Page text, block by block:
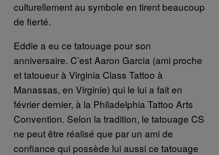
culturellement au symbole en tirent beaucoup
de fierté.
Eddie a eu ce tatouage pour son
anniversaire. C’est Aaron Garcia (ami proche
et tatoueur à Virginia Class Tattoo à
Manassas, en Virginie) qui le lui a fait en
février dernier, à la Philadelphia Tattoo Arts
Convention. Selon la tradition, le tatouage CS
ne peut être réalisé que par un ami de
confiance qui possède lui aussi ce tatouage